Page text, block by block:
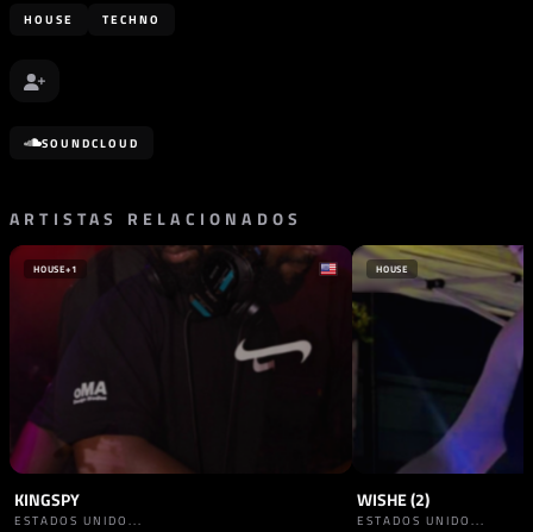
HOUSE TECHNO
SOUNDCLOUD
ARTISTAS RELACIONADOS
HOUSE+1
KINGSPY
ESTADOS UNIDO...
HOUSE
WISHE (2)
ESTADOS UNIDO...